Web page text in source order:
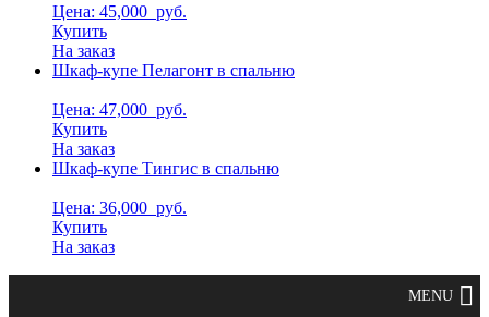
Цена: 45,000 руб.
Купить
На заказ
Шкаф-купе Пелагонт в спальню
Цена: 47,000 руб.
Купить
На заказ
Шкаф-купе Тингис в спальню
Цена: 36,000 руб.
Купить
На заказ